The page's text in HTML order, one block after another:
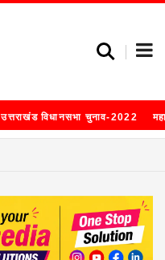
उत्तराखंड विधानसभा चुनाव-2022